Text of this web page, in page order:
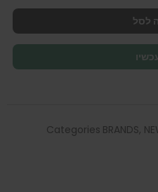
לסל
Categories BRANDS,